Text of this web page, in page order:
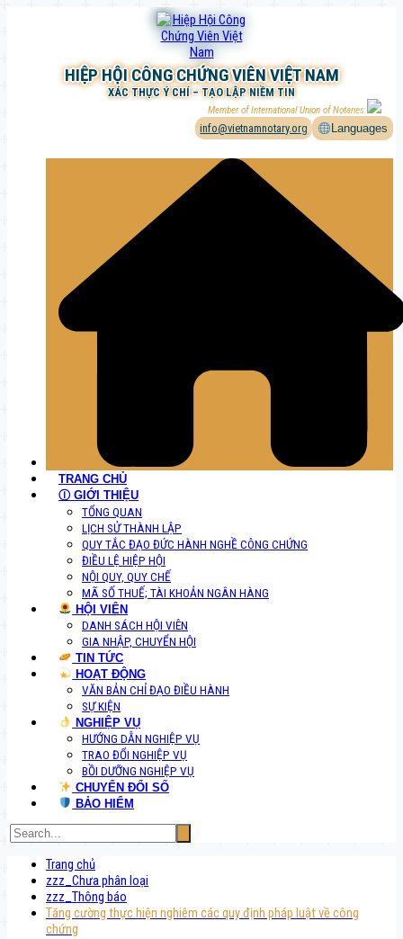
HIỆP HỘI CÔNG CHỨNG VIÊN VIỆT NAM
XÁC THỰC Ý CHÍ – TẠO LẬP NIỀM TIN
Member of International Union of Notaries
info@vietnamnotary.org Languages
TRANG CHỦ
Ⓘ GIỚI THIỆU
TỔNG QUAN
LỊCH SỬ THÀNH LẬP
QUY TẮC ĐẠO ĐỨC HÀNH NGHỀ CÔNG CHỨNG
ĐIỀU LỆ HIỆP HỘI
NỘI QUY, QUY CHẾ
MÃ SỐ THUẾ; TÀI KHOẢN NGÂN HÀNG
HỘI VIÊN
DANH SÁCH HỘI VIÊN
GIA NHẬP, CHUYỂN HỘI
TIN TỨC
HOẠT ĐỘNG
VĂN BẢN CHỈ ĐẠO ĐIỀU HÀNH
SỰ KIỆN
NGHIỆP VỤ
HƯỚNG DẪN NGHIỆP VỤ
TRAO ĐỔI NGHIỆP VỤ
BỒI DƯỠNG NGHIỆP VỤ
CHUYỂN ĐỔI SỐ
BẢO HIỂM
Trang chủ
zzz_Chưa phân loại
zzz_Thông báo
Tăng cường thực hiện nghiêm các quy định pháp luật về công
chứng